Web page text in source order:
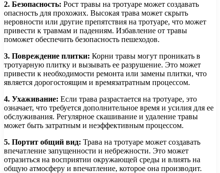
2. Безопасность: Рост травы на тротуаре может создавать
опасность для прохожих. Высокая трава может скрыть
неровности или другие препятствия на тротуаре, что может
привести к травмам и падениям. Избавление от травы
поможет обеспечить безопасность пешеходов.
3. Повреждение плитки: Корни травы могут проникать в
тротуарную плитку и вызывать ее разрушение. Это может
привести к необходимости ремонта или замены плитки, что
является дорогостоящим и времязатратным процессом.
4. Ухаживание: Если трава разрастается на тротуаре, это
означает, что требуется дополнительное время и усилия для ее
обслуживания. Регулярное скашивание и удаление травы
может быть затратным и неэффективным процессом.
5. Портит общий вид: Трава на тротуаре может создавать
впечатление запущенности и небрежности. Это может
отразиться на восприятии окружающей среды и влиять на
общую атмосферу и впечатление, которое она производит.